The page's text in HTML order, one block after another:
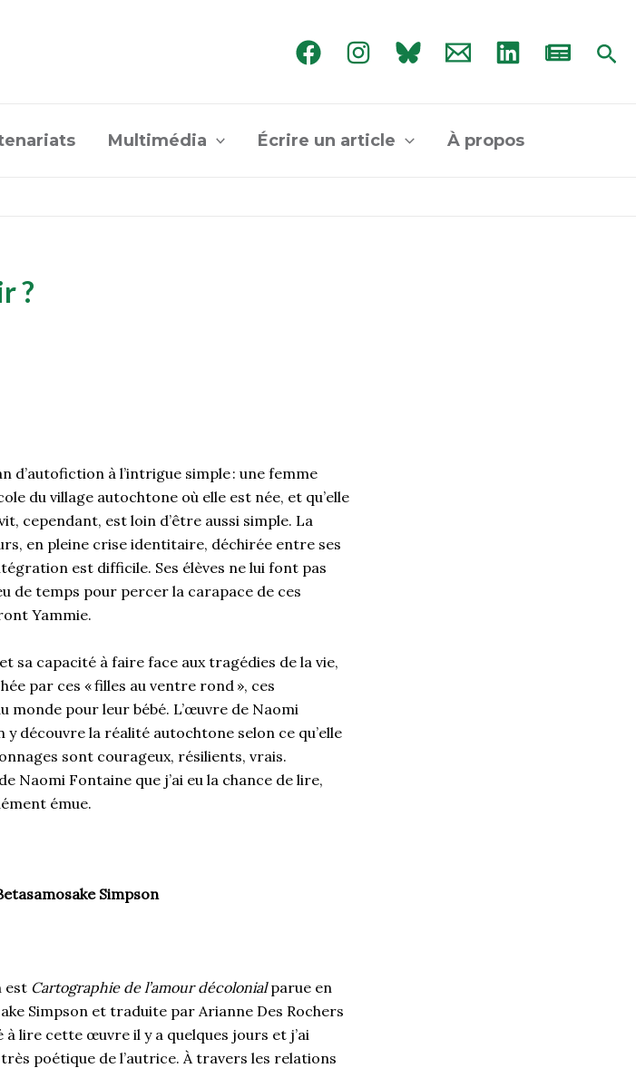
Multimédia Écrire un article À propos
?
d’autofiction à l’intrigue simple : une femme
du village autochtone où elle est née, et qu’elle
cependant, est loin d’être aussi simple. La
en pleine crise identitaire, déchirée entre ses
est difficile. Ses élèves ne lui font pas
de temps pour percer la carapace de ces
Yammie.
sa capacité à faire face aux tragédies de la vie,
par ces « filles au ventre rond », ces
pour leur bébé. L’œuvre de Naomi
découvre la réalité autochtone selon ce qu’elle
sont courageux, résilients, vrais.
Naomi Fontaine que j’ai eu la chance de lire,
émue.
Simpson
est Cartographie de l’amour décolonialparue en
Simpson et traduite par Arianne Des Rochers
à lire cette œuvre il y a quelques jours et j’ai
poétique de l’autrice. À travers les relations